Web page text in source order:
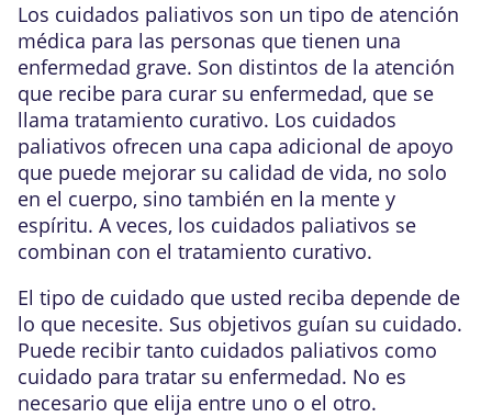
Los cuidados paliativos son un tipo de atención
médica para las personas que tienen una
enfermedad grave. Son distintos de la atención
que recibe para curar su enfermedad, que se
llama tratamiento curativo. Los cuidados
paliativos ofrecen una capa adicional de apoyo
que puede mejorar su calidad de vida, no solo
en el cuerpo, sino también en la mente y
espíritu. A veces, los cuidados paliativos se
combinan con el tratamiento curativo.
El tipo de cuidado que usted reciba depende de
lo que necesite. Sus objetivos guían su cuidado.
Puede recibir tanto cuidados paliativos como
cuidado para tratar su enfermedad. No es
necesario que elija entre uno o el otro.